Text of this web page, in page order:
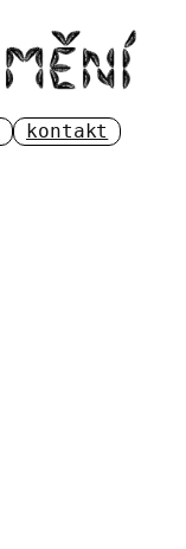
kontakt